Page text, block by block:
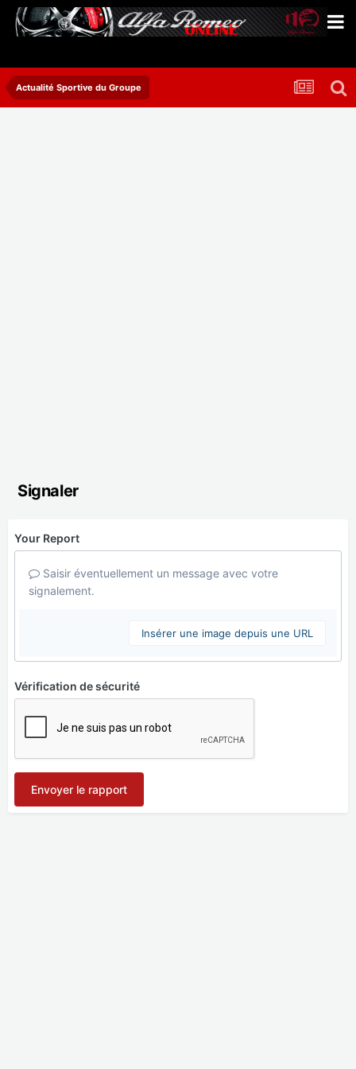
Actualité Sportive du Groupe
Signaler
Your Report
Saisir éventuellement un message avec votre
signalement.
Insérer une image depuis une URL
Vérification de sécurité
Envoyer le rapport